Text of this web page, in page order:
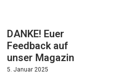
DANKE! Euer
Feedback auf
unser Magazin
5. Januar 2025